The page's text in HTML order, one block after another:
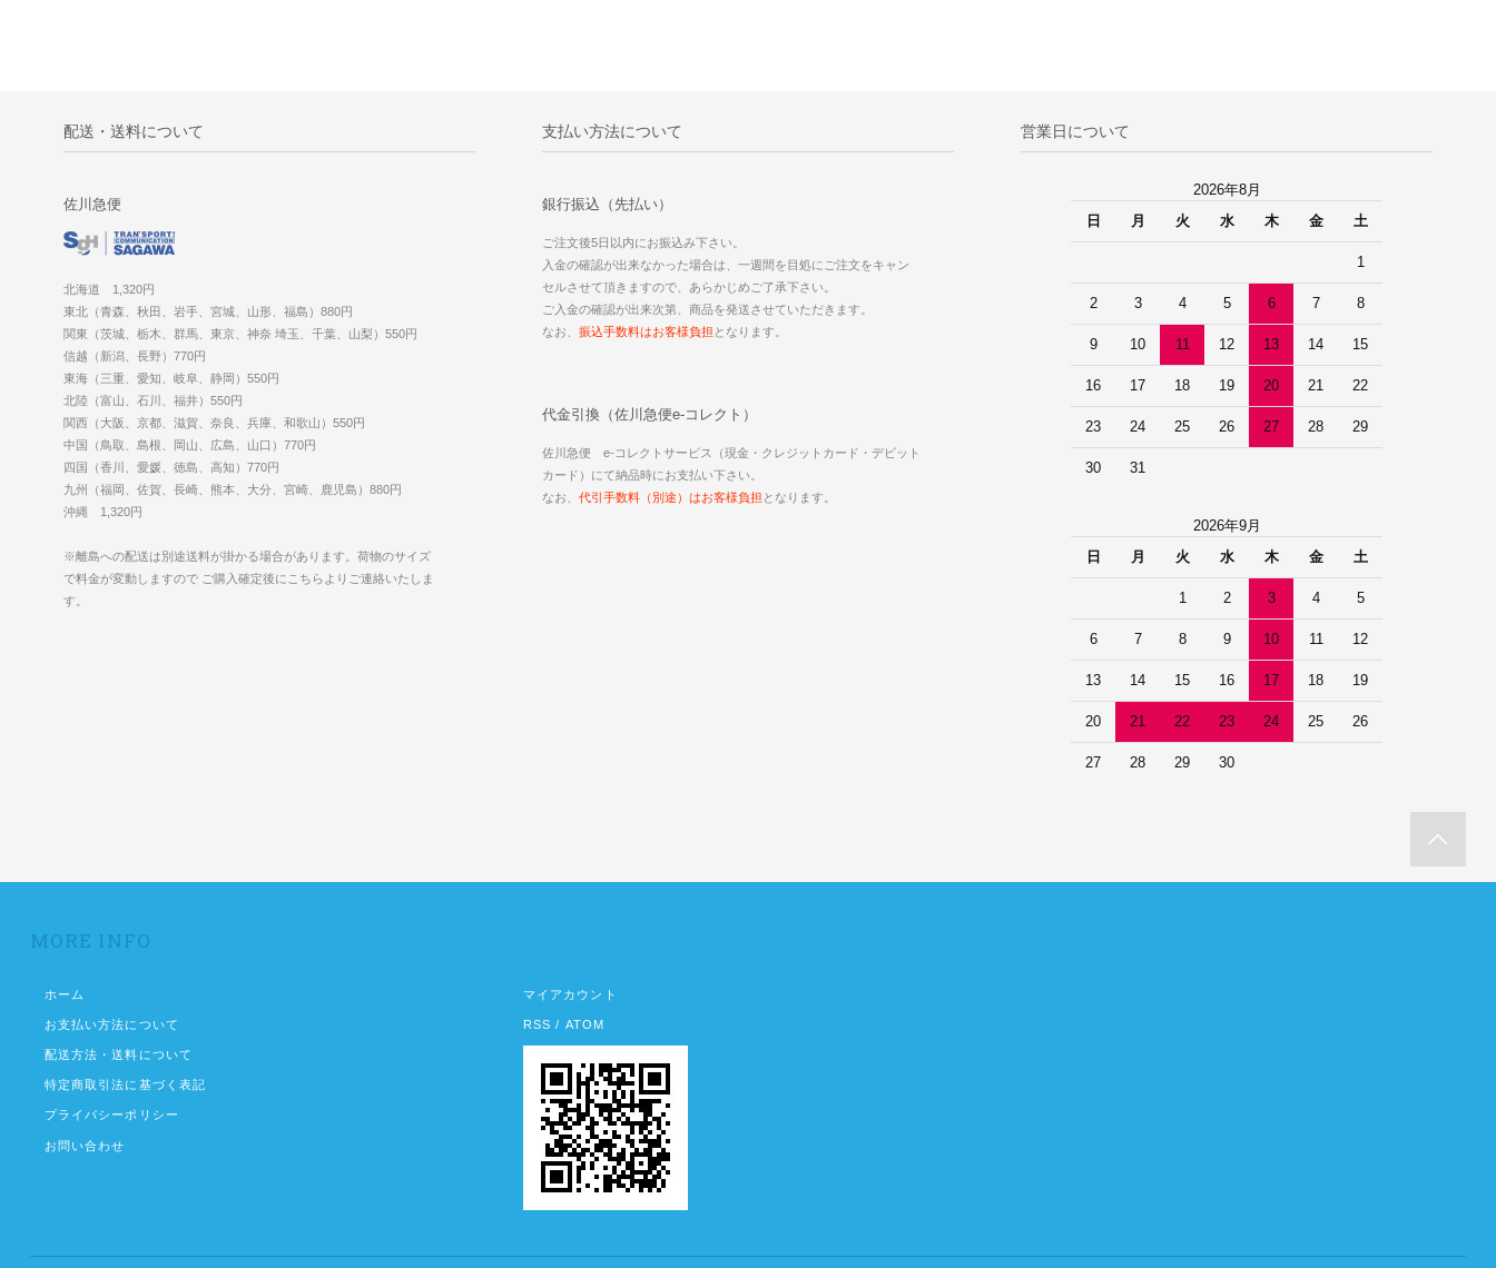
配送・送料について
佐川急便
北海道 1,320円
東北（青森、秋田、岩手、宮城、山形、福島）880円
関東（茨城、栃木、群馬、東京、神奈 埼玉、千葉、山梨）550円
信越（新潟、長野）770円
東海（三重、愛知、岐阜、静岡）550円
北陸（富山、石川、福井）550円
関西（大阪、京都、滋賀、奈良、兵庫、和歌山）550円
中国（鳥取、島根、岡山、広島、山口）770円
四国（香川、愛媛、徳島、高知）770円
九州（福岡、佐賀、長崎、熊本、大分、宮崎、鹿児島）880円
沖縄 1,320円
※離島への配送は別途送料が掛かる場合があります。荷物のサイズ
で料金が変動しますので ご購入確定後にこちらよりご連絡いたしま
す。
支払い方法について
銀行振込（先払い）
ご注文後5日以内にお振込み下さい。
入金の確認が出来なかった場合は、一週間を目処にご注文をキャン
セルさせて頂きますので、あらかじめご了承下さい。
ご入金の確認が出来次第、商品を発送させていただきます。
なお、 振込手数料はお客様負担 となります。
代金引換（佐川急便e-コレクト）
佐川急便 e-コレクトサービス（現金・クレジットカード・デビット
カード）にて納品時にお支払い下さい。
なお、 代引手数料（別途）はお客様負担 となります。
営業日について
2026年8月
日
月 火 水 木 金 土
1
2 3 4 5 6 7 8
9 10 11 12 13 14 15
16 17 18 19 20 21 22
23 24 25 26 27 28 29
30 31
2026年9月
日
月 火 水 木 金 土
1 2 3 4 5
6 7 8 9 10 11 12
13 14 15 16 17 18 19
20 21 22 23 24 25 26
27 28 29 30
MORE INFO
ホーム
お支払い方法について
配送方法・送料について
特定商取引法に基づく表記
プライバシーポリシー
お問い合わせ
マイアカウント
RSS / ATOM